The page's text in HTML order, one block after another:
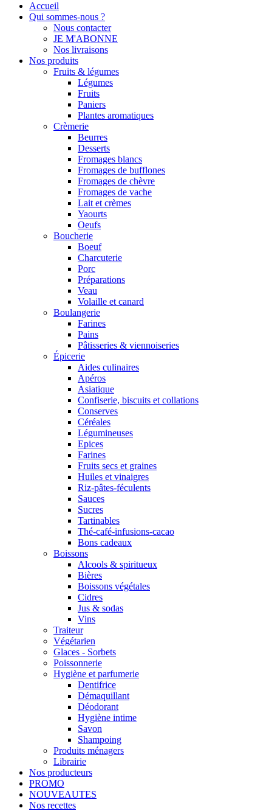
Accueil
Qui sommes-nous ?
Nous contacter
JE M'ABONNE
Nos livraisons
Nos produits
Fruits & légumes
Légumes
Fruits
Paniers
Plantes aromatiques
Crèmerie
Beurres
Desserts
Fromages blancs
Fromages de bufflones
Fromages de chèvre
Fromages de vache
Lait et crèmes
Yaourts
Oeufs
Boucherie
Boeuf
Charcuterie
Porc
Préparations
Veau
Volaille et canard
Boulangerie
Farines
Pains
Pâtisseries & viennoiseries
Épicerie
Aides culinaires
Apéros
Asiatique
Confiserie, biscuits et collations
Conserves
Céréales
Légumineuses
Epices
Farines
Fruits secs et graines
Huiles et vinaigres
Riz-pâtes-féculents
Sauces
Sucres
Tartinables
Thé-café-infusions-cacao
Bons cadeaux
Boissons
Alcools & spiritueux
Bières
Boissons végétales
Cidres
Jus & sodas
Vins
Traiteur
Végétarien
Glaces - Sorbets
Poissonnerie
Hygiène et parfumerie
Dentifrice
Démaquillant
Déodorant
Hygiène intime
Savon
Shampoing
Produits ménagers
Librairie
Nos producteurs
PROMO
NOUVEAUTES
Nos recettes